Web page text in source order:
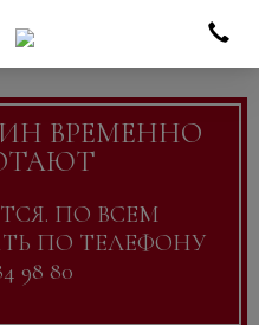
ВРЕМЕННО
ПО ВСЕМ
ПО ТЕЛЕФОНУ
98 80